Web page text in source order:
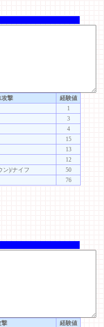
攻撃
経験値
1
3
4
15
13
12
ン)/ナイフ
50
76
撃
経験値